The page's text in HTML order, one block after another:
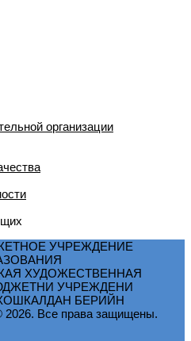
организации
УЧРЕЖДЕНИЕ
ХУДОЖЕСТВЕННАЯ
УЧРЕЖДЕНИ
БЕРИЙН
Все права защищены.